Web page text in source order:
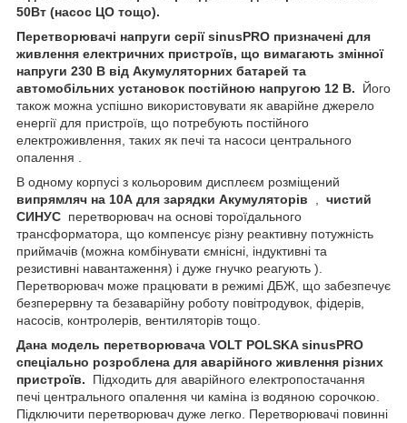
50Вт (насос ЦО тощо).
Перетворювачі напруги серії sinusPRO призначені для
живлення електричних пристроїв, що вимагають змінної
напруги 230 В від Акумуляторних батарей та
автомобільних установок постійною напругою 12 В. Його
також можна успішно використовувати як аварійне джерело
енергії для пристроїв, що потребують постійного
електроживлення, таких як печі та насоси центрального
опалення .
В одному корпусі з кольоровим дисплеєм розміщений
випрямляч на 10А для зарядки Акумуляторів , чистий
СИНУС перетворювач на основі тороїдального
трансформатора, що компенсує різну реактивну потужність
приймачів (можна комбінувати ємнісні, індуктивні та
резистивні навантаження) і дуже гнучко реагують ).
Перетворювач може працювати в режимі ДБЖ, що забезпечує
безперервну та безаварійну роботу повітродувок, фідерів,
насосів, контролерів, вентиляторів тощо.
Дана модель перетворювача VOLT POLSKA sinusPRO
спеціально розроблена для аварійного живлення різних
пристроїв. Підходить для аварійного електропостачання
печі центрального опалення чи каміна із водяною сорочкою.
Підключити перетворювач дуже легко. Перетворювачі повинні